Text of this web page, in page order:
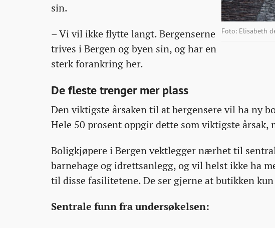
Foto: Elisabeth
sin.
– Vi vil ikke flytte langt. Bergenserne
trives i Bergen og byen sin, og har en
sterk forankring her.
De fleste trenger mer plass
Den viktigste årsaken til at bergensere vil ha ny
Hele 50 prosent oppgir dette som viktigste årsak,
Boligkjøpere i Bergen vektlegger nærhet til
barnehage og idrettsanlegg, og vil helst ikke ha
til disse fasilitetene. De ser gjerne at butikken
Sentrale funn fra undersøkelsen: